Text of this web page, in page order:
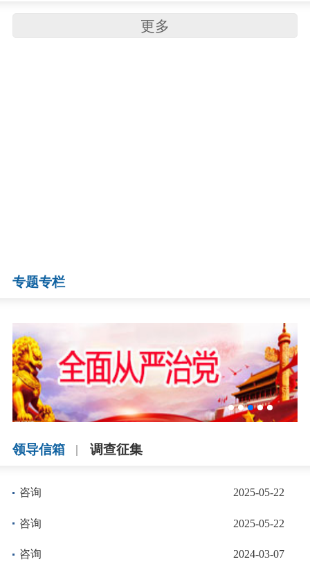
更多
专题专栏
领导信箱 调查征集
咨询 2025-05-22
咨询 2025-05-22
咨询 2024-03-07